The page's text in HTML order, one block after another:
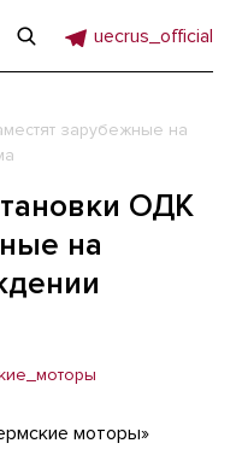
uecrus_official
зарубежные на
ОДК
на
моторы»